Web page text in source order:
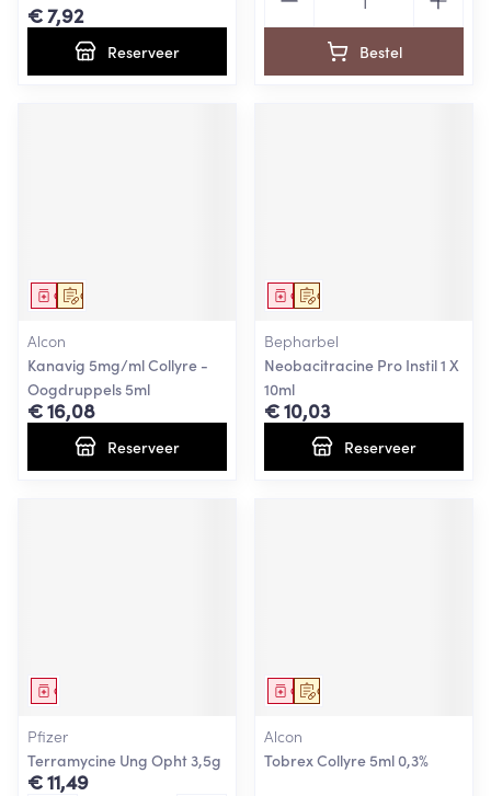
€ 7,92
Reserveer Bestel
Op voorschrift
Geneesmiddel
Alcon
Kanavig 5mg/ml Collyre -
Oogdruppels 5ml
€ 16,08
Reserveer
Op voorschrift
Geneesmiddel
Bepharbel
Neobacitracine Pro Instil 1 X
10ml
€ 10,03
Reserveer
Geneesmiddel
Pfizer
Terramycine Ung Opht 3,5g
€ 11,49
Op voorschrift
Geneesmiddel
Alcon
Tobrex Collyre 5ml 0,3%